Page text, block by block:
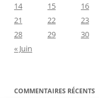
14
15 16
21
22 23
28
29 30
« Juin
COMMENTAIRES RÉCENTS